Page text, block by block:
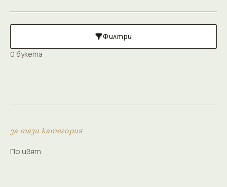
Филтри
0 букета
за тази категория
По цвят